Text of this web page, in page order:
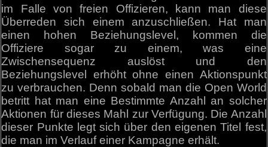
im Falle von freien Offizieren, kann man diese
Überreden sich einem anzuschließen. Hat man
einen hohen Beziehungslevel, kommen die
Offiziere sogar zu einem, was eine
Zwischensequenz auslöst und den
Beziehungslevel erhöht ohne einen Aktionspunkt
zu verbrauchen. Denn sobald man die Open World
betritt hat man eine Bestimmte Anzahl an solcher
Aktionen für dieses Mahl zur Verfügung. Die Anzahl
dieser Punkte legt sich über den eigenen Titel fest,
die man im Verlauf einer Kampagne erhält.